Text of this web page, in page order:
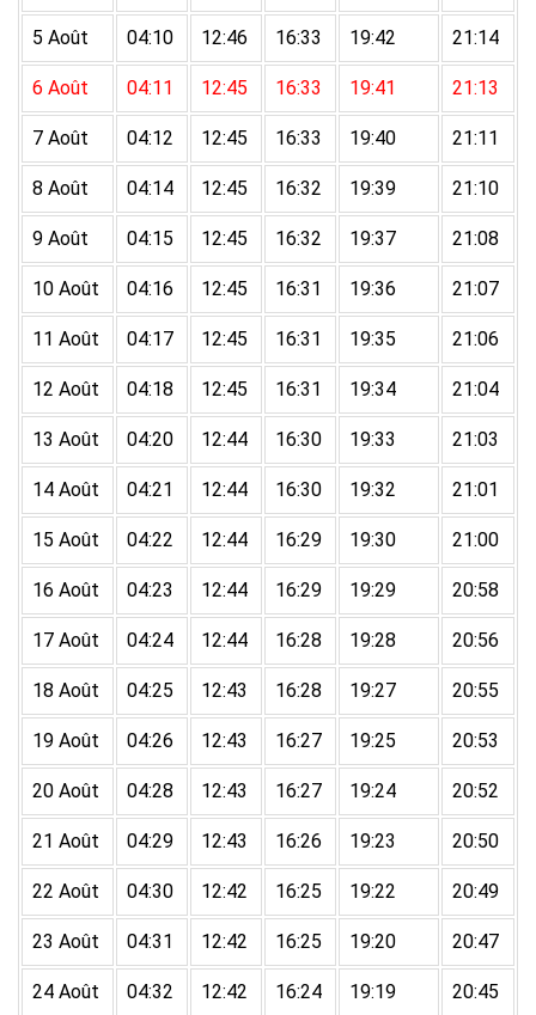
5 Août 04:10 12:46 16:33 19:42 21:14
6 Août 04:11 12:45 16:33 19:41 21:13
7 Août 04:12 12:45 16:33 19:40 21:11
8 Août 04:14 12:45 16:32 19:39 21:10
9 Août 04:15 12:45 16:32 19:37 21:08
10 Août 04:16 12:45 16:31 19:36 21:07
11 Août 04:17 12:45 16:31 19:35 21:06
12 Août 04:18 12:45 16:31 19:34 21:04
13 Août 04:20 12:44 16:30 19:33 21:03
14 Août 04:21 12:44 16:30 19:32 21:01
15 Août 04:22 12:44 16:29 19:30 21:00
16 Août 04:23 12:44 16:29 19:29 20:58
17 Août 04:24 12:44 16:28 19:28 20:56
18 Août 04:25 12:43 16:28 19:27 20:55
19 Août 04:26 12:43 16:27 19:25 20:53
20 Août 04:28 12:43 16:27 19:24 20:52
21 Août 04:29 12:43 16:26 19:23 20:50
22 Août 04:30 12:42 16:25 19:22 20:49
23 Août 04:31 12:42 16:25 19:20 20:47
24 Août 04:32 12:42 16:24 19:19 20:45